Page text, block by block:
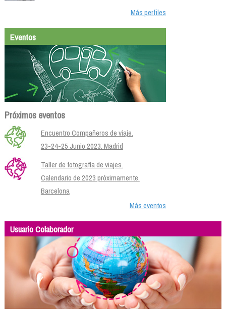
Más perfiles
Eventos
Próximos eventos
Encuentro Compañeros de viaje.
23-24-25 Junio 2023. Madrid
Taller de fotografía de viajes.
Calendario de 2023 próximamente.
Barcelona
Más eventos
Usuario Colaborador